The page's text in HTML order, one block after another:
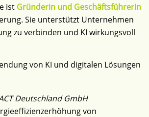
ist Gründerin und Geschäftsführerin
Sie unterstützt Unternehmen
zu verbinden und KI wirkungsvoll
von KI und digitalen Lösungen
Deutschland GmbH
von